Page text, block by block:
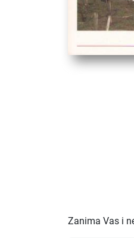
Zanima Vas i